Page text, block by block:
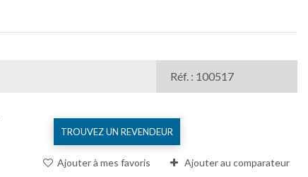
Réf. : 100517
TROUVEZ UN REVENDEUR
Ajouter à mes favoris Ajouter au comparateur